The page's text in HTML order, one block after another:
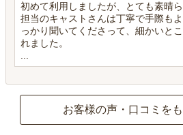
初めて利用しましたが、とても素晴
担当のキャストさんは丁寧で手際も
っかり聞いてくださって、細かいと
れました。
...
お客様の声・口コミを